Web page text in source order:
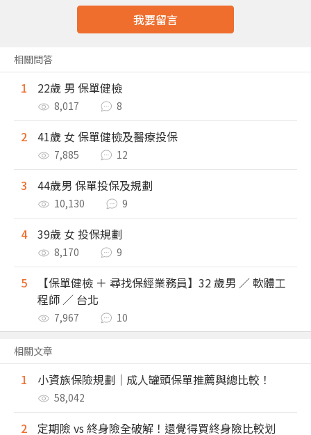
我要留言
相關問答
1 22歲 男 保單健檢
8,017 8
2 41歲 女 保單健檢及醫療投保
7,885 12
3 44歲男 保單投保及規劃
10,130 9
4 39歲 女 投保規劃
8,170 9
5
【保單健檢 ＋ 尋找保經業務員】32 歲男 ／ 軟體工
程師 ／ 台北
7,967 10
相關文章
1 小資族保險規劃｜成人罐頭保單推薦與總比較！
58,042
2 定期險 vs 終身險全破解！還覺得買終身險比較划